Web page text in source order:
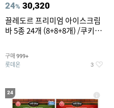
24% 30,320
끌레도르 프리미엄 아이스크림
바 5종 24개 (8+8+8개) /쿠키앤
구매 999+
롯데온 3
24